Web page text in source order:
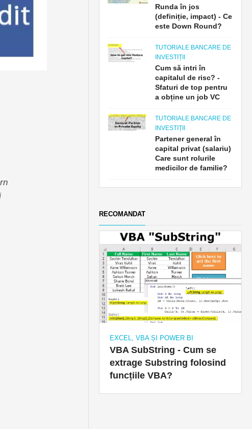
Runda în jos
(definiție, impact) - Ce
este Down Round?
TUTORIALE BANCARE DE
INVESTIȚII
Cum să intri în
capitalul de risc? -
Sfaturi de top pentru
a obține un job VC
TUTORIALE BANCARE DE
INVESTIȚII
Partener general în
capital privat (salariu)
Care sunt rolurile
medicilor de familie?
RECOMANDAT
EXCEL, VBA ȘI POWER BI
VBA SubString - Cum se
extrage Substring folosind
funcțiile VBA?